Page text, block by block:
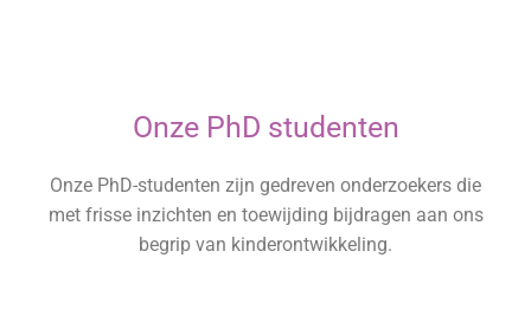
Onze PhD studenten
Onze PhD-studenten zijn gedreven onderzoekers die
met frisse inzichten en toewijding bijdragen aan ons
begrip van kinderontwikkeling.